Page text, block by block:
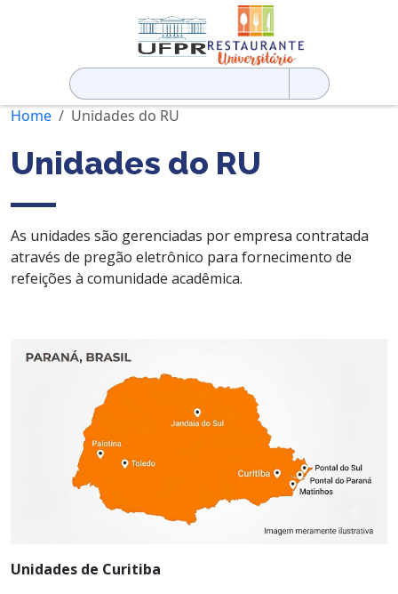
Pesquisar
por:
Home
Unidades do RU
Unidades do RU
As unidades são gerenciadas por empresa contratada
através de pregão eletrônico para fornecimento de
refeições à comunidade acadêmica.
Unidades de Curitiba